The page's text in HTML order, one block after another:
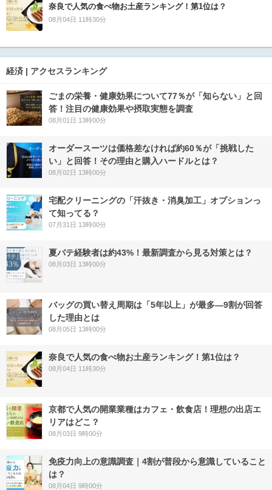
奈良で人気の食べ物お土産ランキング！第1位は？
08月04日 11時30分
経済 | アクセスランキング
ごまの栄養・健康効果について77％が「知らない」と回
答！注目の健康効果や摂取実態を調査
08月01日 13時00分
オーダースーツは価格差なければ約60％が「挑戦した
い」と回答！その理由と購入ハードルとは？
08月02日 13時00分
宅配クリーニングの「汗抜き・消臭加工」オプションっ
て知ってる？
07月31日 13時00分
夏バテ経験者は約43%！最新調査から見る対策とは？
08月03日 13時00分
バッグの買い替え周期は「5年以上」が最多―9割が回答
した理由とは
08月05日 13時00分
奈良で人気の食べ物お土産ランキング！第1位は？
08月04日 11時30分
京都で人気の開業業種はカフェ・飲食店！理想の出店エ
リアはどこ？
08月03日 9時00分
免疫力向上の意識調査｜4割が普段から意識していること
は？
08月04日 9時00分